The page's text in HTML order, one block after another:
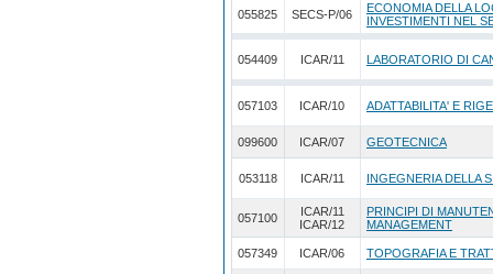
055825 SECS-P/06
ECONOMIA DELLA
INVESTIMENTI NEL
054409 ICAR/11 LABORATORIO DI
057103 ICAR/10 ADATTABILITA' E
099600 ICAR/07 GEOTECNICA
053118 ICAR/11 INGEGNERIA DELLA
057100
ICAR/11
ICAR/12
PRINCIPI DI
MANAGEMENT
057349 ICAR/06 TOPOGRAFIA E